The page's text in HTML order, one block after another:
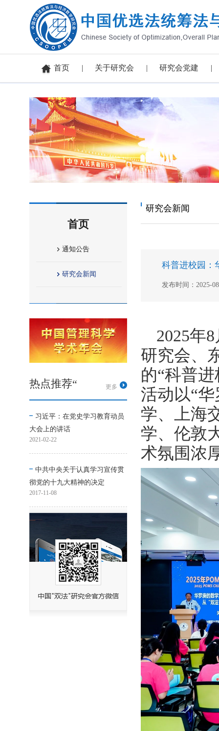
首页 关于研究会 研究会党建
首页
通知公告
研究会新闻
热点推荐“ 更多
习近平：在党史学习教育动员
大会上的讲话
2021-02-22
中共中央关于认真学习宣传贯
彻党的十九大精神的决定
2017-11-08
研究会新闻
科普进校园：
发布时间：2025-
2025年
研究会、
的“科普
活动以“
学、上海
学、伦敦
术氛围浓